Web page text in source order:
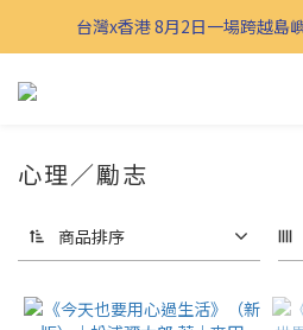
台灣x香港 8月2日一場跨越島
心理／勵志
商品排序